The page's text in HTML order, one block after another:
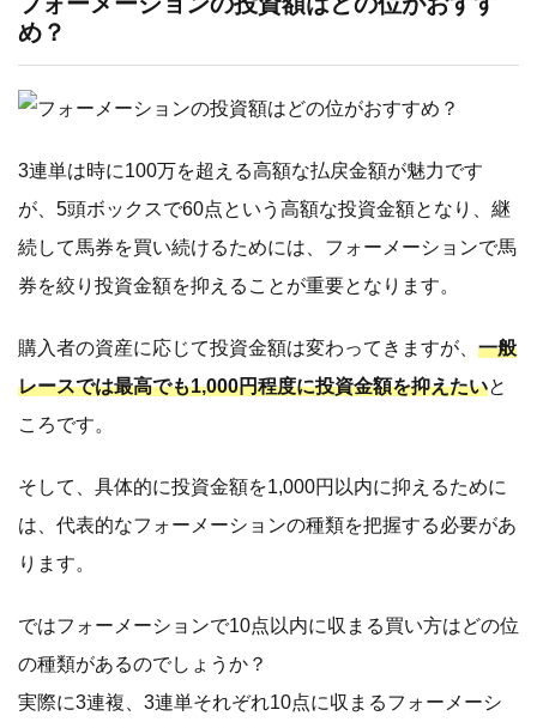
め？
3連単は時に100万を超える高額な払戻金額が魅力です
が、5頭ボックスで60点という高額な投資金額となり、継
続して馬券を買い続けるためには、フォーメーションで馬
券を絞り投資金額を抑えることが重要となります。
購入者の資産に応じて投資金額は変わってきますが、 一般
レースでは最高でも1,000円程度に投資金額を抑えたいと
ころです。
そして、具体的に投資金額を1,000円以内に抑えるために
は、代表的なフォーメーションの種類を把握する必要があ
ります。
ではフォーメーションで10点以内に収まる買い方はどの位
の種類があるのでしょうか？
実際に3連複、3連単それぞれ10点に収まるフォーメーシ